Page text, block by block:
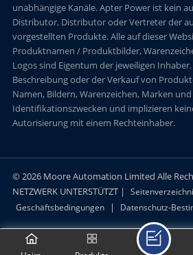
unabhängige Kanäle. Apter Power ist kein
Distributor, Distributor oder Vertreter der
vorgestellten Produkte. Alle auf dieser
Produktnamen / Produktbilder,
Logos sind Eigentum der jeweiligen
Beschreibung oder der Verkauf von
Namen, Bildern, Warenzeichen, Marken
Identifikationszwecken und implizieren
Autorisierung mit einem Rechteinhaber.
© 2026 Moore Automation Limited Alle
NETZWERK UNTERSTÜTZT |
Geschäftsbedingungen | Datenschutz-